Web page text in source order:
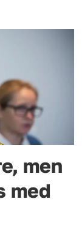
men
med